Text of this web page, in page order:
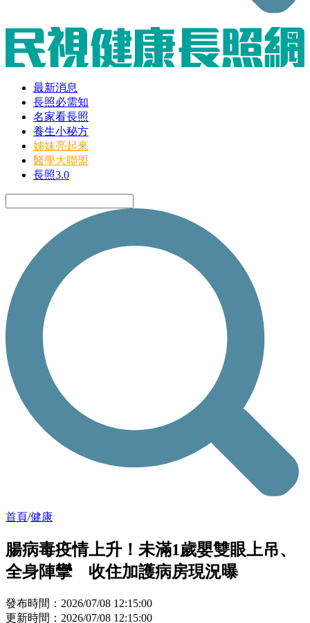
最新消息
長照必需知
名家看長照
養生小秘方
姊妹亮起來
醫學大聯盟
長照3.0
首頁/健康
腸病毒疫情上升！未滿1歲嬰雙眼上吊、
全身陣攣 收住加護病房現況曝
發布時間：2026/07/08 12:15:00
更新時間：2026/07/08 12:15:00